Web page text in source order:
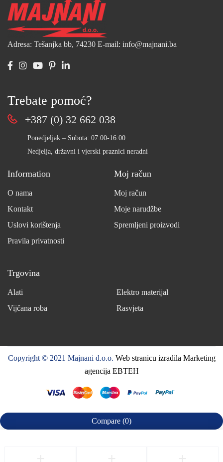
Adresa: Tešanjka bb, 74230 E-mail: info@majnani.ba
Trebate pomoć?
+387 (0) 32 662 038
Ponedjeljak – Subota: 07:00-16:00
Nedjelja, državni i vjerski praznici neradni
Information
O nama
Kontakt
Uslovi korištenja
Pravila privatnosti
Moj račun
Moj račun
Moje narudžbe
Spremljeni proizvodi
Trgovina
Alati
Elektro materijal
Vijčana roba
Rasvjeta
Copyright © 2021 Majnani d.o.o. Web stranicu izradila Marketing
agencija EBTEH
Compare (0)